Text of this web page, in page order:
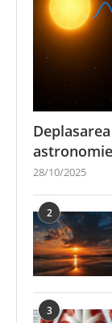
28/10/2025
2
3